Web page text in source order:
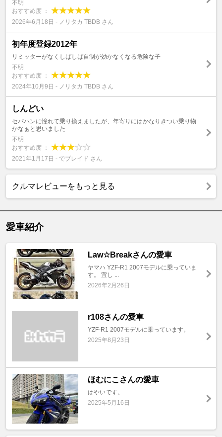
不明
おすすめ度 ：
2026年6月18日 - ノリタカ TBDB さん
初年度登録2012年
リミッターがなくしばしば自制が効かなくなる危険な子
不明
おすすめ度 ：
2024年10月9日 - ノリタカ TBDB さん
しんどい
セパハンに憧れて乗り換えましたが、年寄りにはかなりきつい乗り物
かなぁと思いました
不明
おすすめ度 ：
2021年1月17日 - でブレイド さん
クルマレビューをもっと見る
愛車紹介
Law☆Breakさんの愛車
ヤマハ YZF-R1 2007モデルに乗っていま
す。 宜し ...
2026年2月26日
r108さんの愛車
YZF-R1 2007モデルに乗っています。
2025年8月23日
ほむにこさんの愛車
はやいです。
2025年5月16日